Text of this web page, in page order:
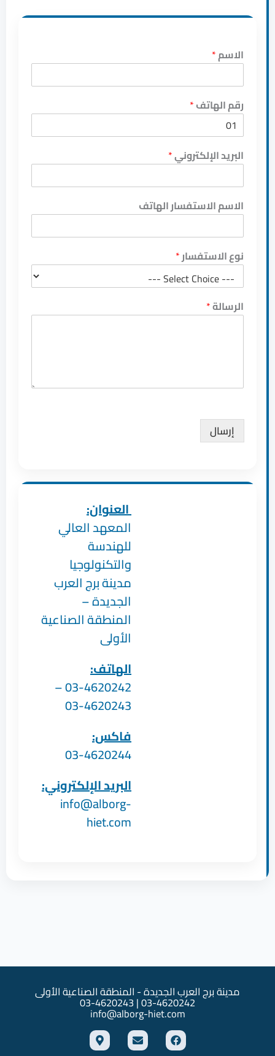
الاسم*
رقم الهاتف*
البريد الإلكتروني*
الاسم الاستفسار الهاتف
نوع الاستفسار*
الرسالة*
إرسال
العنوان:
المعهد العالي
للهندسة
والتكنولوجيا
مدينة برج العرب
الجديدة –
المنطقة الصناعية
الأولى
الهاتف:
03-4620242 –
03-4620243
فاكس:
03-4620244
البريد الإلكتروني:
info@alborg-
hiet.com
مدينة برج العرب الجديدة - المنطقة الصناعية الأولى
03-4620242 | 03-4620243
info@alborg-hiet.com
F
a
E
n
M
a